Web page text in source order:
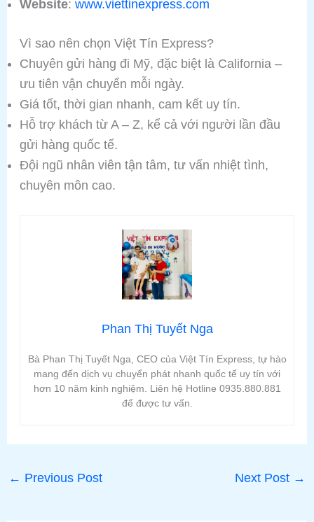
Website: www.viettinexpress.com
Vì sao nên chọn Việt Tín Express?
Chuyên gửi hàng đi Mỹ, đặc biệt là California –
ưu tiên vận chuyển mỗi ngày.
Giá tốt, thời gian nhanh, cam kết uy tín.
Hỗ trợ khách từ A – Z, kể cả với người lần đầu
gửi hàng quốc tế.
Đội ngũ nhân viên tận tâm, tư vấn nhiệt tình,
chuyên môn cao.
Phan Thị Tuyết Nga
Bà Phan Thị Tuyết Nga, CEO của Việt Tín Express, tự hào
mang đến dịch vụ chuyển phát nhanh quốc tế uy tín với
hơn 10 năm kinh nghiệm. Liên hệ Hotline 0935.880.881
để được tư vấn.
← Previous Post Next Post →